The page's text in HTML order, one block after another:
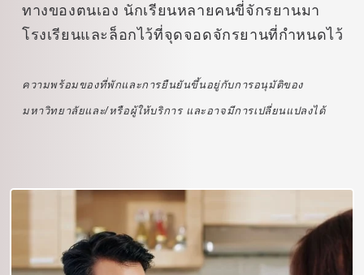
ทางของตนเอง นักเรียนหลายคนขี่จักรยานมา
โรงเรียนและล็อกไว้ที่จุดจอดจักรยานที่กำหนดไว้
ความพร้อมของที่พักและการยืนยันขึ้นอยู่กับการอนุมัติของ
มหาวิทยาลัยและ/หรือผู้ให้บริการ และอาจมีการเปลี่ยนแปลงได้